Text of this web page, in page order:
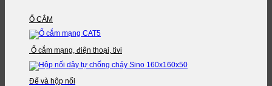
Ổ CẮM
Ổ cắm mạng, điện thoại, tivi
Đế và hộp nối